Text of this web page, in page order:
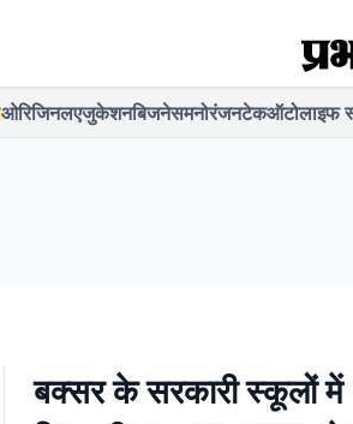
ओरिजिनलएजुकेशनबिजनेसमनोरंजनटेकऑटोलाइफ
बक्सर के सरकारी स्कूलों में